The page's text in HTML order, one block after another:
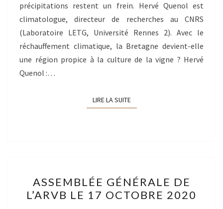
précipitations restent un frein. Hervé Quenol est
climatologue, directeur de recherches au CNRS
(Laboratoire LETG, Université Rennes 2). Avec le
réchauffement climatique, la Bretagne devient-elle
une région propice à la culture de la vigne ? Hervé
Quenol :…
LIRE LA SUITELIRE LA SUITE
GÉNÉRALE
DE
ASSEMBLÉE GÉNÉRALE DE
L’ARVB LE 17 OCTOBRE 2020